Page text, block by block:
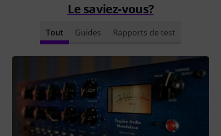
Le saviez-vous?
Tout Guides Rapports de test